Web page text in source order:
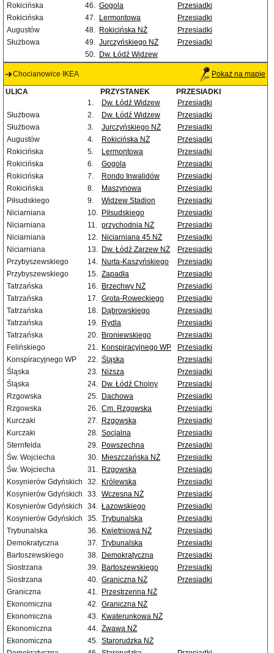
Rokicińska
46. Gogola
Przesiadki
Rokicińska
47. Lermontowa
Przesiadki
Augustów
48. Rokicińska NŻ
Przesiadki
Służbowa
49. Jurczyńskiego NŻ
Przesiadki
50. Dw. Łódź Widzew
Chocianowice IKEA Pokaż na mapie
ULICA PRZYSTANEK
PRZESIADKI
1.
Dw. Łódź Widzew
Przesiadki
Służbowa
2. Dw. Łódź Widzew
Przesiadki
Służbowa
3. Jurczyńskiego NŻ
Przesiadki
Augustów
4. Rokicińska NŻ
Przesiadki
Rokicińska
5. Lermontowa
Przesiadki
Rokicińska
6. Gogola
Przesiadki
Rokicińska
7. Rondo Inwalidów
Przesiadki
Rokicińska
8. Maszynowa
Przesiadki
Piłsudskiego
9. Widzew Stadion
Przesiadki
Niciarniana
10. Piłsudskiego
Przesiadki
Niciarniana
11. przychodnia NŻ
Przesiadki
Niciarniana
12. Niciarniana 45 NŻ
Przesiadki
Niciarniana
13. Dw. Łódź Zarzew NŻ
Przesiadki
Przybyszewskiego
14. Nurta-Kaszyńskiego
Przesiadki
Przybyszewskiego
15. Zapadła
Przesiadki
Tatrzańska
16. Brzechwy NŻ
Przesiadki
Tatrzańska
17. Grota-Roweckiego
Przesiadki
Tatrzańska
18. Dąbrowskiego
Przesiadki
Tatrzańska
19. Rydla
Przesiadki
Tatrzańska
20. Broniewskiego
Przesiadki
Felińskiego
21. Konspiracyjnego WP
Przesiadki
Konspiracyjnego WP
22. Śląska
Przesiadki
Śląska
23. Niższa
Przesiadki
Śląska
24. Dw. Łódź Chojny
Przesiadki
Rzgowska
25. Dachowa
Przesiadki
Rzgowska
26. Cm. Rzgowska
Przesiadki
Kurczaki
27. Rzgowska
Przesiadki
Kurczaki
28. Socjalna
Przesiadki
Sternfelda
29. Powszechna
Przesiadki
Św. Wojciecha
30. Mieszczańska NŻ
Przesiadki
Św. Wojciecha
31. Rzgowska
Przesiadki
Kosynierów Gdyńskich
32. Królewska
Przesiadki
Kosynierów Gdyńskich
33. Wczesna NŻ
Przesiadki
Kosynierów Gdyńskich
34. Łazowskiego
Przesiadki
Kosynierów Gdyńskich
35. Trybunalska
Przesiadki
Trybunalska
36. Kwietniowa NŻ
Przesiadki
Demokratyczna
37. Trybunalska
Przesiadki
Bartoszewskiego
38. Demokratyczna
Przesiadki
Siostrzana
39. Bartoszewskiego
Przesiadki
Siostrzana
40. Graniczna NŻ
Przesiadki
Graniczna
41. Przestrzenna NŻ
Ekonomiczna
42. Graniczna NŻ
Ekonomiczna
43. Kwaterunkowa NŻ
Ekonomiczna
44. Żwawa NŻ
Ekonomiczna
45. Starorudzka NŻ